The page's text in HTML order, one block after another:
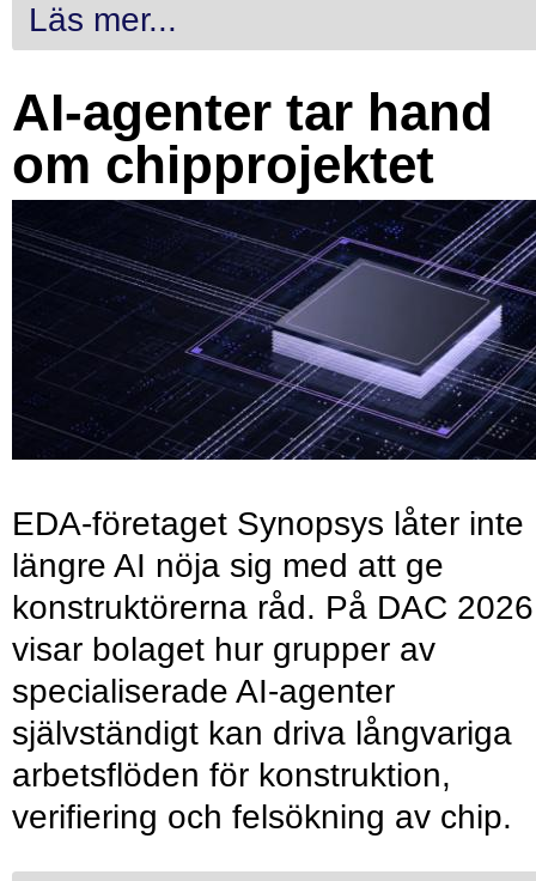
Läs mer...
AI-agenter tar hand
om chipprojektet
EDA-företaget Synopsys låter inte
längre AI nöja sig med att ge
konstruktörerna råd. På DAC 2026
visar bolaget hur grupper av
specialiserade AI-agenter
självständigt kan driva långvariga
arbetsflöden för konstruktion,
verifiering och felsökning av chip.